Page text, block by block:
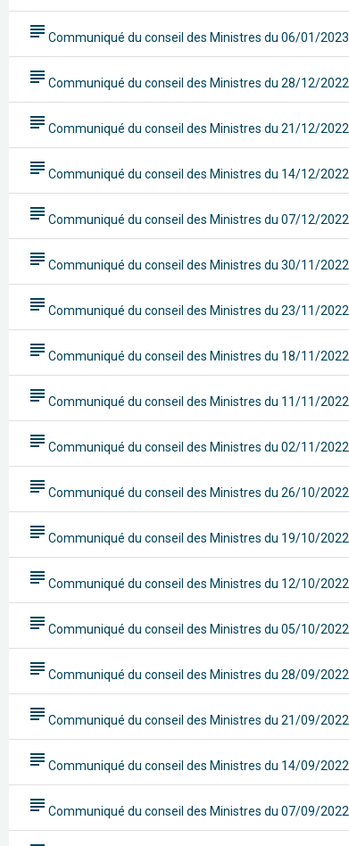
subject Communiqué du conseil des Ministres du 06/01/2023
subject Communiqué du conseil des Ministres du 28/12/2022
subject Communiqué du conseil des Ministres du 21/12/2022
subject Communiqué du conseil des Ministres du 14/12/2022
subject Communiqué du conseil des Ministres du 07/12/2022
subject Communiqué du conseil des Ministres du 30/11/2022
subject Communiqué du conseil des Ministres du 23/11/2022
subject Communiqué du conseil des Ministres du 18/11/2022
subject Communiqué du conseil des Ministres du 11/11/2022
subject Communiqué du conseil des Ministres du 02/11/2022
subject Communiqué du conseil des Ministres du 26/10/2022
subject Communiqué du conseil des Ministres du 19/10/2022
subject Communiqué du conseil des Ministres du 12/10/2022
subject Communiqué du conseil des Ministres du 05/10/2022
subject Communiqué du conseil des Ministres du 28/09/2022
subject Communiqué du conseil des Ministres du 21/09/2022
subject Communiqué du conseil des Ministres du 14/09/2022
subject Communiqué du conseil des Ministres du 07/09/2022